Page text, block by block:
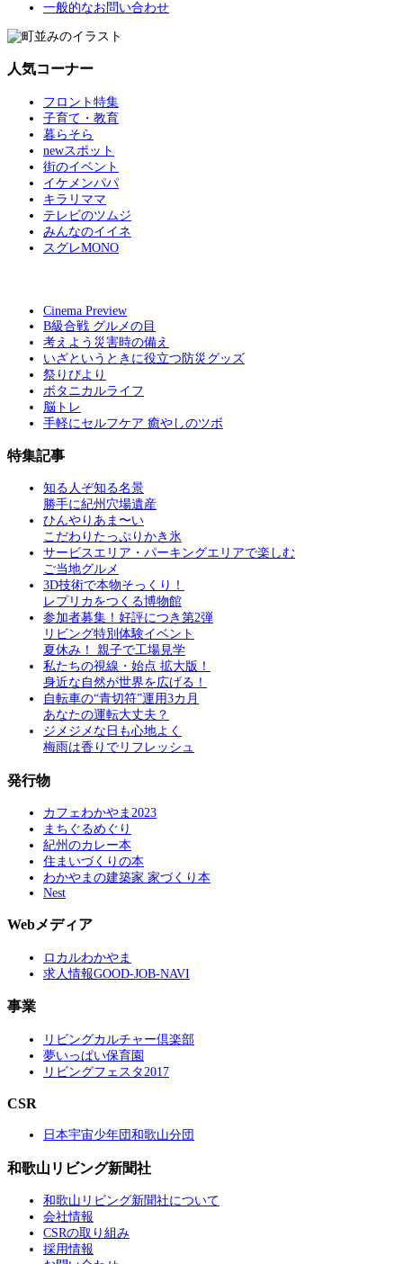
一般的なお問い合わせ
人気コーナー
フロント特集
子育て・教育
暮らそら
newスポット
街のイベント
イケメンパパ
キラリママ
テレビのツムジ
みんなのイイネ
スグレMONO
Cinema Preview
B級合戦 グルメの目
考えよう災害時の備え
いざというときに役立つ防災グッズ
祭りびより
ボタニカルライフ
脳トレ
手軽にセルフケア 癒やしのツボ
特集記事
知る人ぞ知る名景
勝手に紀州穴場遺産
ひんやりあま〜い
こだわりたっぷりかき氷
サービスエリア・パーキングエリアで楽しむ
ご当地グルメ
3D技術で本物そっくり！
レプリカをつくる博物館
参加者募集！好評につき第2弾
リビング特別体験イベント
夏休み！ 親子で工場見学
私たちの視線・始点 拡大版！
身近な自然が世界を広げる！
自転車の“青切符”運用3カ月
あなたの運転大丈夫？
ジメジメな日も心地よく
梅雨は香りでリフレッシュ
発行物
カフェわかやま2023
まちぐるめぐり
紀州のカレー本
住まいづくりの本
わかやまの建築家 家づくり本
Nest
Webメディア
ロカルわかやま
求人情報GOOD-JOB-NAVI
事業
リビングカルチャー倶楽部
夢いっぱい保育園
リビングフェスタ2017
CSR
日本宇宙少年団和歌山分団
和歌山リビング新聞社
和歌山リビング新聞社について
会社情報
CSRの取り組み
採用情報